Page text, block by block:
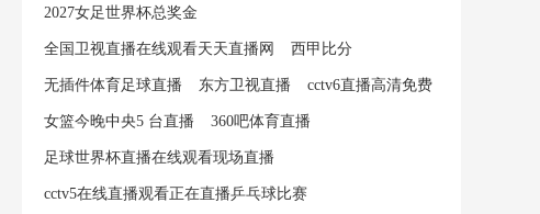
2027女足世界杯总奖金
全国卫视直播在线观看天天直播网 西甲比分
无插件体育足球直播 东方卫视直播 cctv6直播高清免费
女篮今晚中央5 台直播 360吧体育直播
足球世界杯直播在线观看现场直播
cctv5在线直播观看正在直播乒乓球比赛